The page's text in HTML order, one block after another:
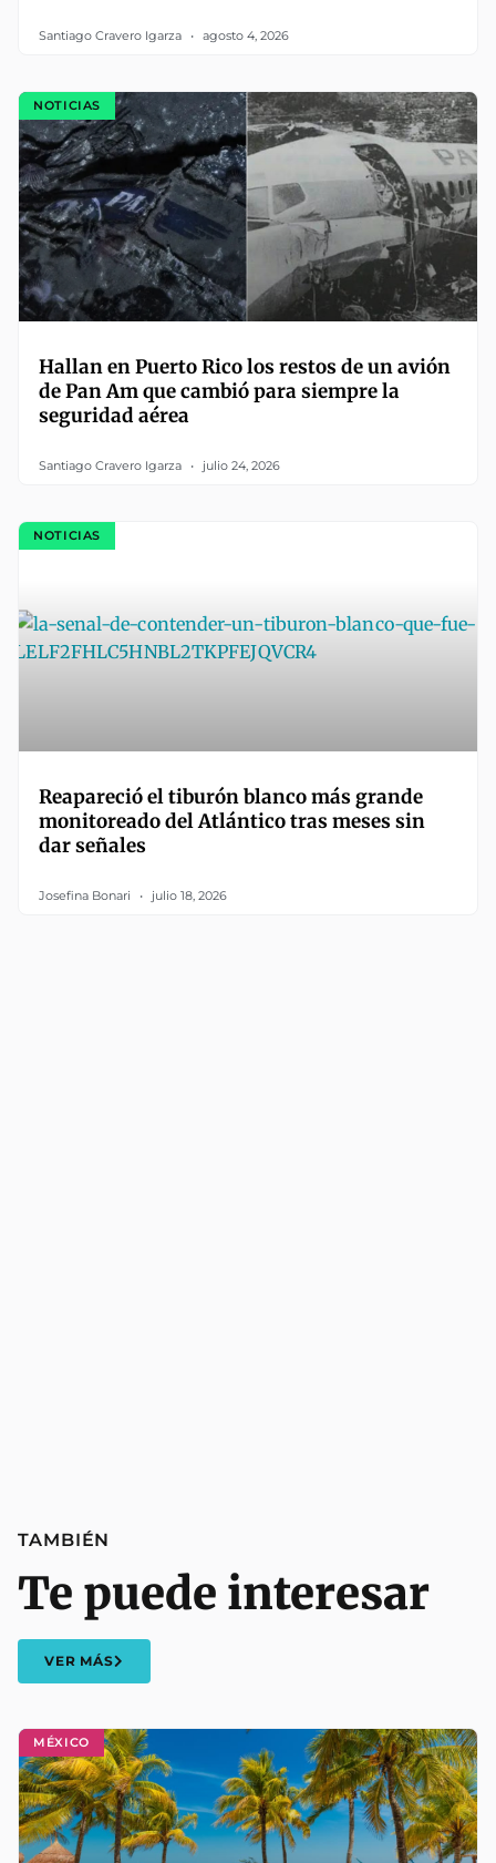
Santiago Cravero Igarza agosto 4, 2026
NOTICIAS
Hallan en Puerto Rico los restos de un avión
de Pan Am que cambió para siempre la
seguridad aérea
Santiago Cravero Igarza julio 24, 2026
NOTICIAS
Reapareció el tiburón blanco más grande
monitoreado del Atlántico tras meses sin
dar señales
Josefina Bonari julio 18, 2026
MÉXICO
TAMBIÉN
Te puede interesar
VER MÁS